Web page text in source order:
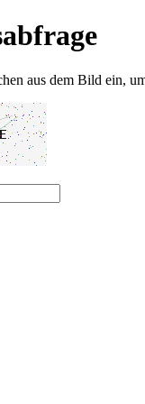
aus dem Bild ein,